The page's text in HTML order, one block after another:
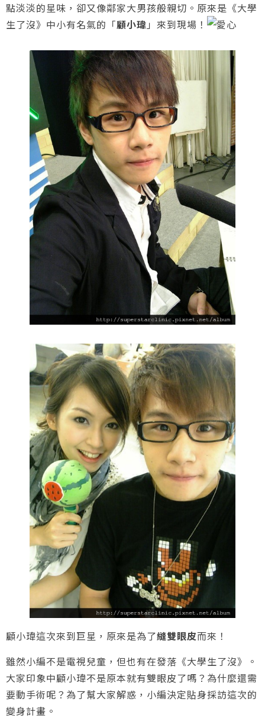
點淡淡的星味，卻又像鄰家大男孩般親切。原來是《大學
生了沒》中小有名氣的「顧小瑋 」來到現場！
顧小瑋這次來到巨星，原來是為了縫雙眼皮而來！
雖然小編不是電視兒童，但也有在發落《大學生了沒》。
大家印象中顧小瑋不是原本就有雙眼皮了嗎？為什麼還需
要動手術呢？為了幫大家解惑，小編決定貼身採訪這次的
變身計畫。